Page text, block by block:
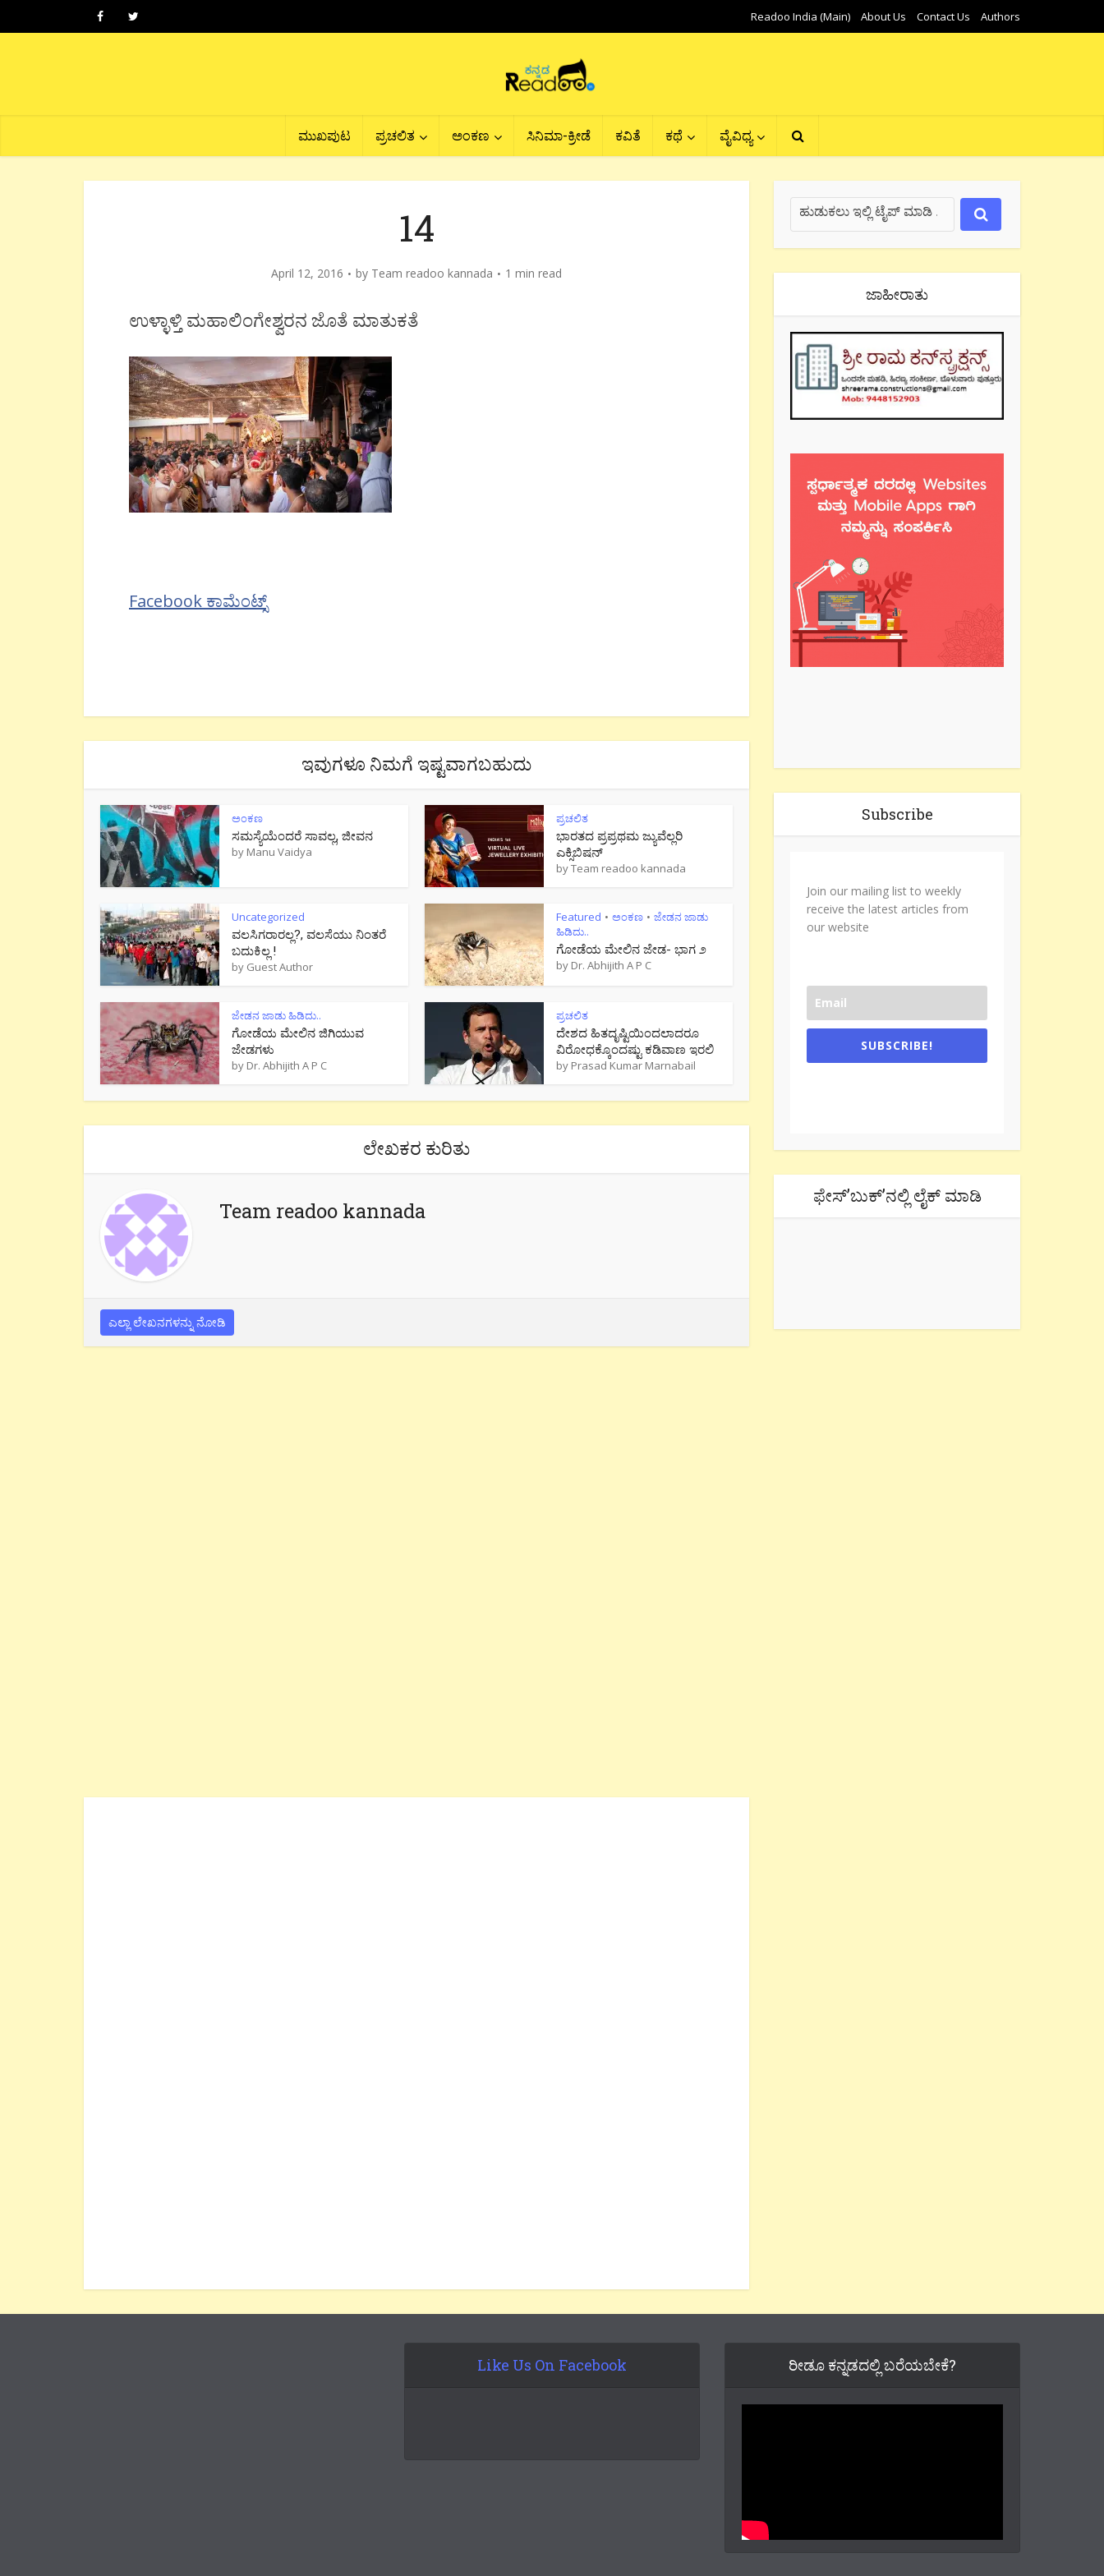
Readoo India (Main) About Us Contact Us Authors
ಮುಖಪುಟ ಪ್ರಚಲಿತ ಅಂಕಣ ಸಿನಿಮಾ-ಕ್ರೀಡೆ ಕವಿತೆ ಕಥೆ ವೈವಿಧ್ಯ
14
April 12, 2016 by Team readoo kannada 1 min read
ಉಳ್ಳಾಳ್ತಿ ಮಹಾಲಿಂಗೇಶ್ವರನ ಜೊತೆ ಮಾತುಕತೆ
Facebook ಕಾಮೆಂಟ್ಸ್
ಇವುಗಳೂ ನಿಮಗೆ ಇಷ್ಟವಾಗಬಹುದು
ಅಂಕಣ
ಸಮಸ್ಯೆಯೆಂದರೆ ಸಾವಲ್ಲ, ಜೀವನ
by Manu Vaidya
ಪ್ರಚಲಿತ
ಭಾರತದ ಪ್ರಪ್ರಥಮ ಜ್ಯುವೆಲ್ಲರಿ
ಎಕ್ಸಿಬಿಷನ್
byTeam readoo kannada
Uncategorized
ವಲಸಿಗರಾರಲ್ಲ?, ವಲಸೆಯು ನಿಂತರೆ
ಬದುಕಿಲ್ಲ !
by Guest Author
Featured • ಅಂಕಣ • ಜೇಡನ ಜಾಡು
ಹಿಡಿದು..
ಗೋಡೆಯ ಮೇಲಿನ ಜೇಡ- ಭಾಗ ೨
by Dr. Abhijith A P C
ಜೇಡನ ಜಾಡು ಹಿಡಿದು..
ಗೋಡೆಯ ಮೇಲಿನ ಜಿಗಿಯುವ
ಜೇಡಗಳು
by Dr. Abhijith A P C
ಪ್ರಚಲಿತ
ದೇಶದ ಹಿತದೃಷ್ಟಿಯಿಂದಲಾದರೂ
ವಿರೋಧಕ್ಕೊಂದಷ್ಟು ಕಡಿವಾಣ ಇರಲಿ
by Prasad Kumar Marnabail
ಲೇಖಕರ ಕುರಿತು
Team readoo kannada
ಎಲ್ಲಾ ಲೇಖನಗಳನ್ನು ನೋಡಿ
ಜಾಹೀರಾತು
Subscribe
Join our mailing list to weekly
receive the latest articles from
our website
SUBSCRIBE!
ಫೇಸ್’ಬುಕ್’ನಲ್ಲಿ ಲೈಕ್ ಮಾಡಿ
Like Us On Facebook ರೀಡೂ ಕನ್ನಡದಲ್ಲಿ ಬರೆಯಬೇಕೆ?